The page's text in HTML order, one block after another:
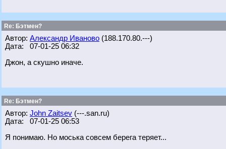
Re: Бэтмен?
Автор: Александр Иваново (188.170.80.---)
Дата: 07-01-25 06:32
Джон, а скушно иначе.
Re: Бэтмен?
Автор: John Zaitsev (---.san.ru)
Дата: 07-01-25 06:53
Я понимаю. Но моська совсем берега теряет...